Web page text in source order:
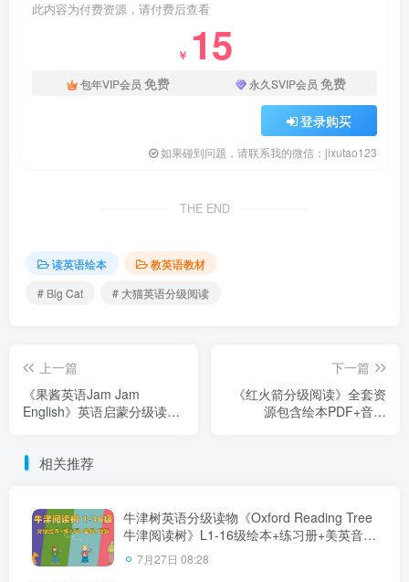
此内容为付费资源，请付费后查看
￥ 15
包年VIP会员 免费 永久SVIP会员 免费
登录购买
如果碰到问题，请联系我的微信：jixutao123
THE END
读英语绘本
教英语教材
# Big Cat
# 大猫英语分级阅读
上一篇
《果酱英语Jam Jam
English》英语启蒙分级读物
下一篇
《红火箭分级阅读》全套资
源包含绘本PDF+音频
相关推荐
牛津树英语分级读物《Oxford Reading Tree
牛津阅读树》L1-16级绘本+练习册+美英音频
+精讲视频，百度网盘下载！
7月27日 08:28